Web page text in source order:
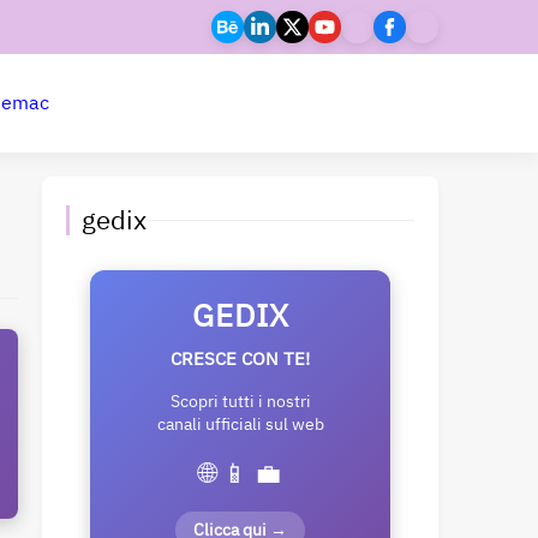
mac
gedix
GEDIX
CRESCE CON TE!
Scopri tutti i nostri
canali ufficiali sul web
🌐 📱 💼
Clicca qui →